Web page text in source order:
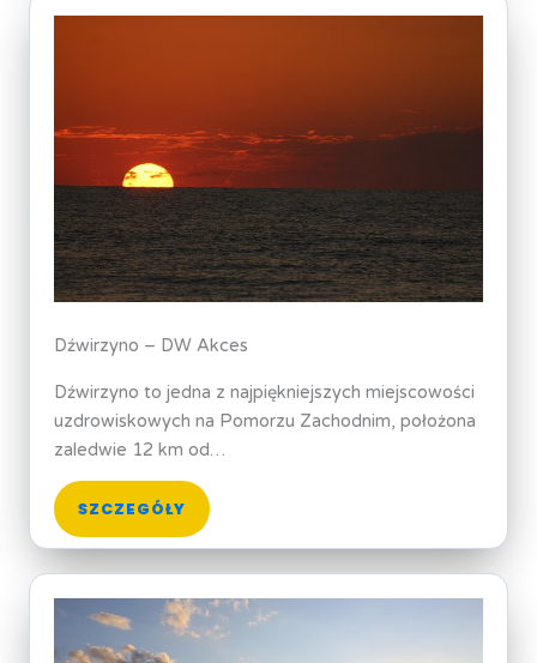
Dźwirzyno – DW Akces
Dźwirzyno to jedna z najpiękniejszych miejscowości
uzdrowiskowych na Pomorzu Zachodnim, położona
zaledwie 12 km od…
SZCZEGÓŁY